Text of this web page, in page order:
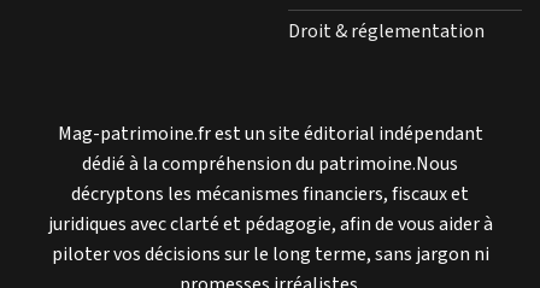
Droit & réglementation
Mag-patrimoine.fr est un site éditorial indépendant
dédié à la compréhension du patrimoine.Nous
décryptons les mécanismes financiers, fiscaux et
juridiques avec clarté et pédagogie, afin de vous aider à
piloter vos décisions sur le long terme, sans jargon ni